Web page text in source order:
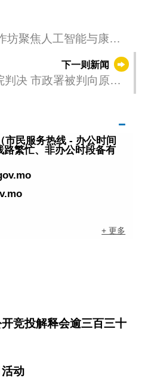
坊聚焦人工智能与康复
下一则新闻
决 市政署被判向原中
市民服务热线 - 办公时间
路繁忙、非办公时段备有
+ 更多
竞投解释会逾三百三十
动